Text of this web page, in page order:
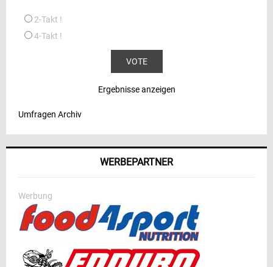
2-Takt !
4-Takt !
Ergebnisse anzeigen
Umfragen Archiv
WERBEPARTNER
Werbung